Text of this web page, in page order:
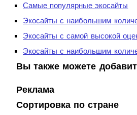
Самые популярные экосайты
Экосайты с наибольшим
Экосайты с самой высокой
Экосайты с наибольшим
Вы также можете
Реклама
Сортировка по стране